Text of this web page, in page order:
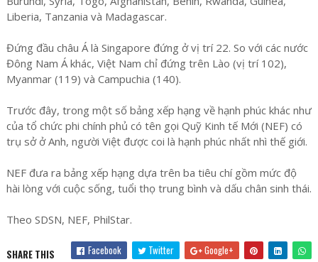
Liberia, Tanzania và Madagascar.
Đứng đầu châu Á là Singapore đứng ở vị trí 22. So với các nước
Đông Nam Á khác, Việt Nam chỉ đứng trên Lào (vị trí 102),
Myanmar (119) và Campuchia (140).
Trước đây, trong một số bảng xếp hạng về hạnh phúc khác như
của tổ chức phi chính phủ có tên gọi Quỹ Kinh tế Mới (NEF) có
trụ sở ở Anh, người Việt được coi là hạnh phúc nhất nhì thế giới.
NEF đưa ra bảng xếp hạng dựa trên ba tiêu chí gồm mức độ
hài lòng với cuộc sống, tuổi thọ trung bình và dấu chân sinh thái.
Theo SDSN, NEF, PhilStar.
SHARE THIS Facebook Twitter Google+